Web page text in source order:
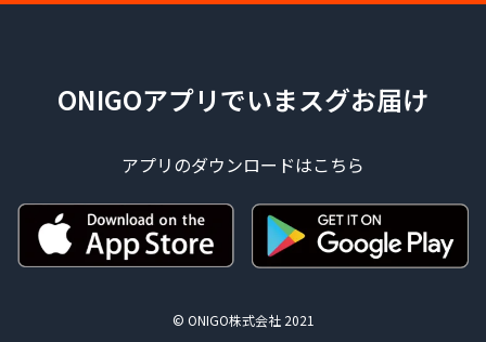
ONIGOアプリでいまスグお届け
アプリのダウンロードはこちら
© ONIGO株式会社 2021